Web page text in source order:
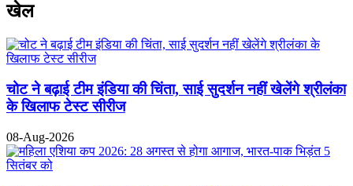
खेल
चोट ने बढ़ाई टीम इंडिया की चिंता, साई सुदर्शन नहीं खेलेंगे श्रीलंका
के खिलाफ टेस्ट सीरीज
08-Aug-2026